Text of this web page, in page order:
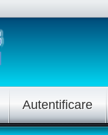
Autentificare